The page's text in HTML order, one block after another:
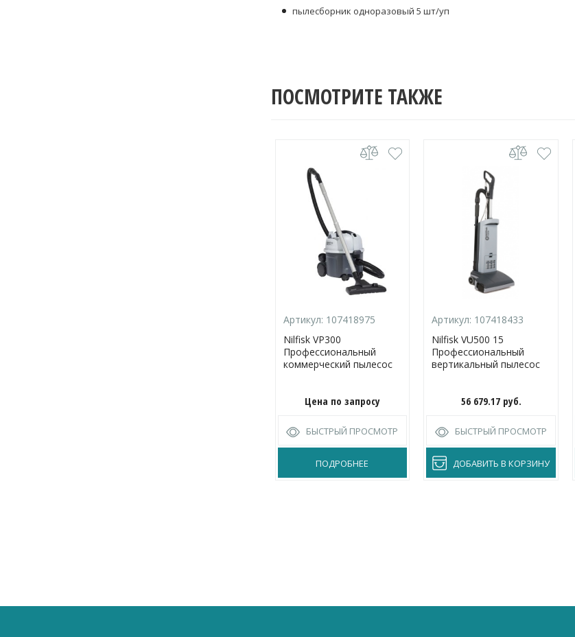
пылесборник одноразовый 5 шт/уп
ПОСМОТРИТЕ ТАКЖЕ
Артикул: 107418975
Nilfisk VP300
Профессиональный
коммерческий пылесос
Цена по запросу
БЫСТРЫЙ ПРОСМОТР
ПОДРОБНЕЕ
Артикул: 107418433
Nilfisk VU500 15
Профессиональный
вертикальный пылесос
56 679.17 руб.
БЫСТРЫЙ ПРОСМОТР
ДОБАВИТЬ В КОРЗИНУ